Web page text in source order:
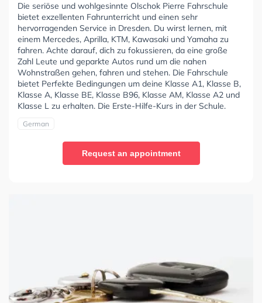
Die seriöse und wohlgesinnte Olschok Pierre Fahrschule
bietet exzellenten Fahrunterricht und einen sehr
hervorragenden Service in Dresden. Du wirst lernen, mit
einem Mercedes, Aprilla, KTM, Kawasaki und Yamaha zu
fahren. Achte darauf, dich zu fokussieren, da eine große
Zahl Leute und geparkte Autos rund um die nahen
Wohnstraßen gehen, fahren und stehen. Die Fahrschule
bietet Perfekte Bedingungen um deine Klasse A1, Klasse B,
Klasse A, Klasse BE, Klasse B96, Klasse AM, Klasse A2 und
Klasse L zu erhalten. Die Erste-Hilfe-Kurs in der Schule.
German
Request an appointment